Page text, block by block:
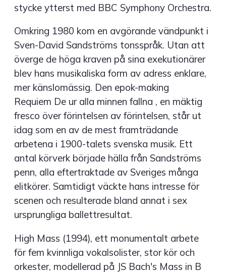
stycke ytterst med BBC Symphony Orchestra.
Omkring 1980 kom en avgörande vändpunkt i
Sven-David Sandströms tonsspråk. Utan att
överge de höga kraven på sina exekutionärer
blev hans musikaliska form av adress enklare,
mer känslomässig. Den epok-making
Requiem De ur alla minnen fallna , en mäktig
fresco över förintelsen av förintelsen, står ut
idag som en av de mest framträdande
arbetena i 1900-talets svenska musik. Ett
antal körverk började hälla från Sandströms
penn, alla eftertraktade av Sveriges många
elitkörer. Samtidigt väckte hans intresse för
scenen och resulterade bland annat i sex
ursprungliga ballettresultat.
High Mass (1994), ett monumentalt arbete
för fem kvinnliga vokalsolister, stor kör och
orkester, modellerad på JS Bach's Mass in B